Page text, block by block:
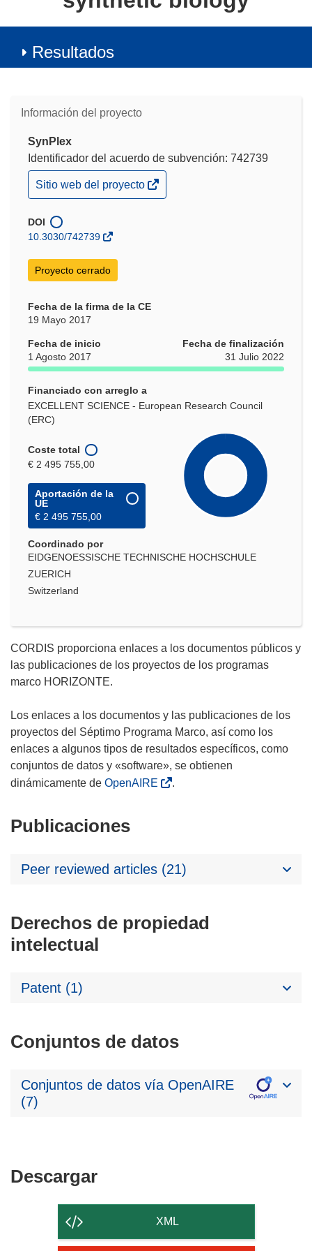
Resultados
Información del proyecto
SynPlex
Identificador del acuerdo de subvención: 742739
(se
abrirá
una
nueva
Sitio web del proyecto
DOI
10.3030/742739
Proyecto cerrado
Fecha de la firma de la CE
19 Mayo 2017
Fecha de inicio
1 Agosto 2017
Fecha de finalización
31 Julio 2022
Financiado con arreglo a
EXCELLENT SCIENCE - European Research Council
(ERC)
Coste total
€ 2 495 755,00
Aportación de la
UE
€ 2 495 755,00
Coordinado por
EIDGENOESSISCHE TECHNISCHE HOCHSCHULE
ZUERICH
Switzerland
CORDIS proporciona enlaces a los documentos públicos y
las publicaciones de los proyectos de los programas
marco HORIZONTE.
Los enlaces a los documentos y las publicaciones de los
proyectos del Séptimo Programa Marco, así como los
enlaces a algunos tipos de resultados específicos, como
conjuntos de datos y «software», se obtienen
dinámicamente de OpenAIRE .
Publicaciones
Peer reviewed articles (21)
Derechos de propiedad
intelectual
Patent (1)
Conjuntos de datos
Conjuntos de datos vía OpenAIRE
(7)
DescargarDescargar
contenido
de
XML